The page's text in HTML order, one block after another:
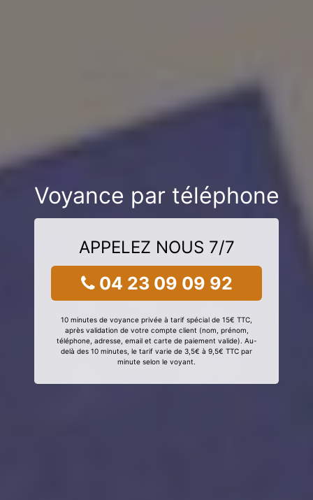
Voyance par téléphone
APPELEZ NOUS 7/7
04 23 09 09 92
10 minutes de voyance privée à tarif spécial de 15€ TTC,
après validation de votre compte client (nom, prénom,
téléphone, adresse, email et carte de paiement valide). Au-
delà des 10 minutes, le tarif varie de 3,5€ à 9,5€ TTC par
minute selon le voyant.